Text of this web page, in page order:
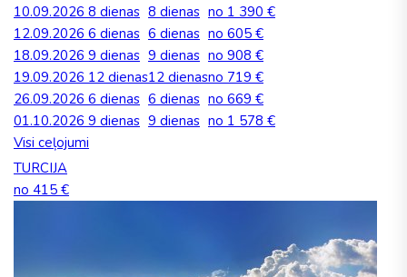
10.09.2026 8 dienas 8 dienas no 1 390 €
12.09.2026 6 dienas 6 dienas no 605 €
18.09.2026 9 dienas 9 dienas no 908 €
19.09.2026 12 dienas12 dienasno 719 €
26.09.2026 6 dienas 6 dienas no 669 €
01.10.2026 9 dienas 9 dienas no 1 578 €
Visi ceļojumi
TURCIJA
no 415 €